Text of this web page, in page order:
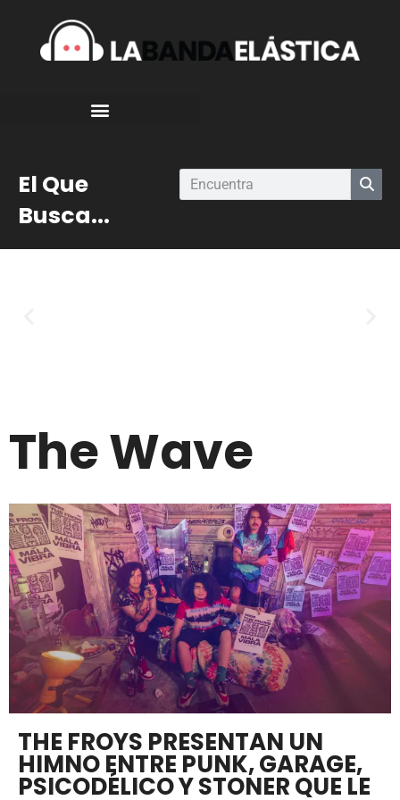
El Que
Busca...
The Wave
THE FROYS PRESENTAN UN
HIMNO ENTRE PUNK, GARAGE,
PSICODÉLICO Y STONER QUE LE